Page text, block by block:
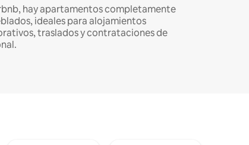
hay apartamentos completamente
ideales para alojamientos
traslados y contrataciones de